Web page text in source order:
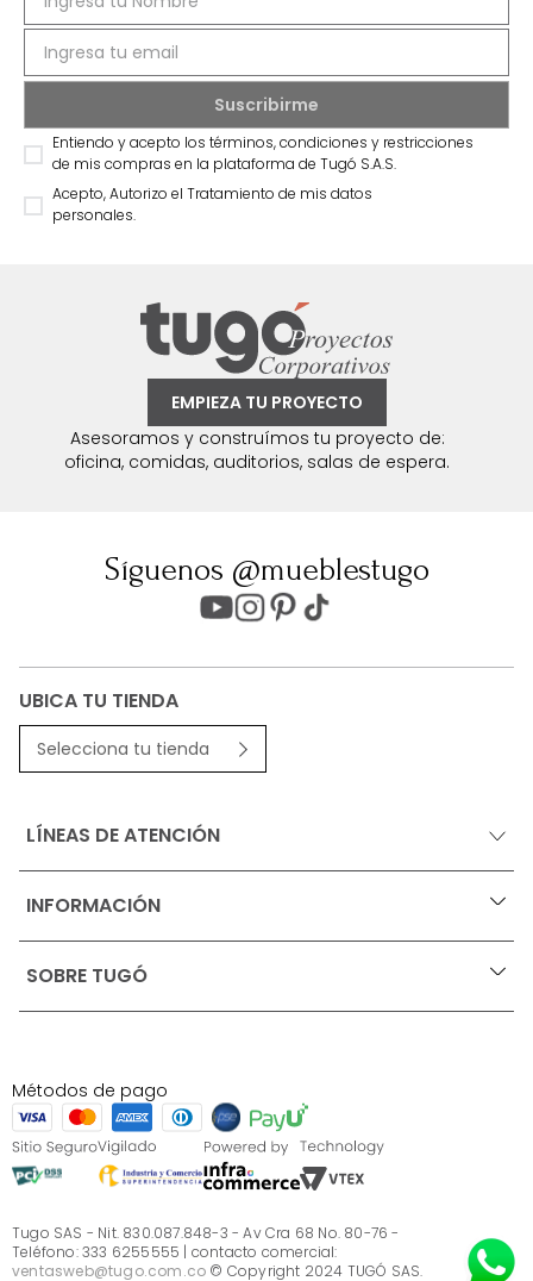
Entiendo y acepto los términos, condiciones y restricciones
de mis compras en la plataforma de Tugó S.A.S.
Acepto, Autorizo el Tratamiento de mis datos
personales.
EMPIEZA TU PROYECTO
Asesoramos y construímos tu proyecto de:
oficina, comidas, auditorios, salas de espera.
Síguenos @mueblestugo
UBICA TU TIENDA
Selecciona tu tienda
LÍNEAS DE ATENCIÓN
INFORMACIÓN +
Ofertas vigentes
Términos, condiciones y restricciones para productos
S.A.S
Términos, condiciones y restricciones Tugó S.A.S
Instructivo cuidado de muebles
Sé parte de Tugó
¿Quiénes somos?
Servicio al cliente
SOBRE TUGÓ +
¿Quieres vender en Tugó?
Métodos de pago
Tugo SAS - Nit. 830.087.848-3 - Av Cra 68 No. 80-76 -
Teléfono: 333 6255555 | contacto comercial:
ventasweb@tugo.com.co © Copyright 2024 TUGÓ SAS.